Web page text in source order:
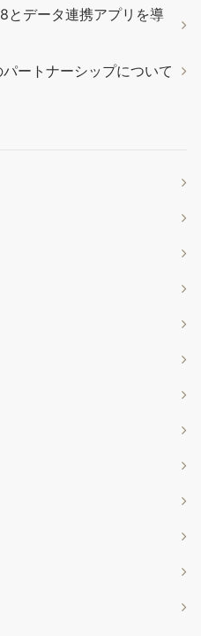
とデータ連携アプリを導
ートナーシップについて